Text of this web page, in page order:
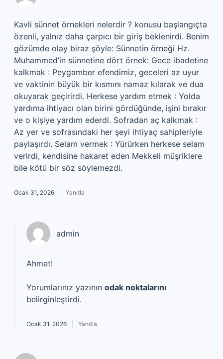
Kavli sünnet örnekleri nelerdir ? konusu başlangıçta
özenli, yalnız daha çarpıcı bir giriş beklenirdi. Benim
gözümde olay biraz şöyle: Sünnetin örneği Hz.
Muhammed’in sünnetine dört örnek: Gece ibadetine
kalkmak : Peygamber efendimiz, geceleri az uyur
ve vaktinin büyük bir kısmını namaz kılarak ve dua
okuyarak geçirirdi. Herkese yardım etmek : Yolda
yardıma ihtiyacı olan birini gördüğünde, işini bırakır
ve o kişiye yardım ederdi. Sofradan aç kalkmak :
Az yer ve sofrasındaki her şeyi ihtiyaç sahipleriyle
paylaşırdı. Selam vermek : Yürürken herkese selam
verirdi, kendisine hakaret eden Mekkeli müşriklere
bile kötü bir söz söylemezdi.
Ocak 31, 2026 Yanıtla
admin
Ahmet!
Yorumlarınız yazının odak noktalarını
belirginleştirdi.
Ocak 31, 2026 Yanıtla